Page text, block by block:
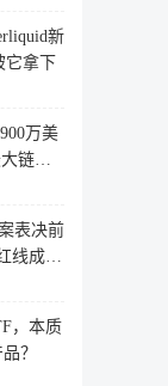
新
它拿下
万美
链上
表决前
线成最
，本质
？